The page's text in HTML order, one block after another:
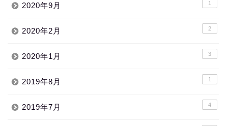
2020年9月 1
2020年2月 2
2020年1月 3
2019年8月 1
2019年7月 4